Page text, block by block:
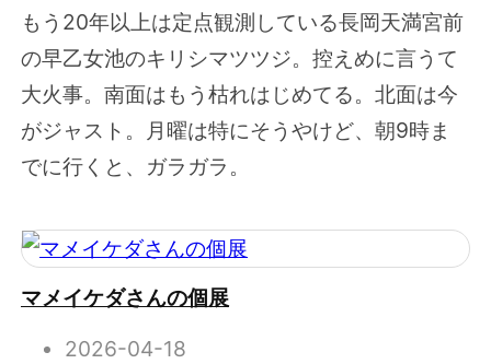
もう20年以上は定点観測している長岡天満宮前
の早乙女池のキリシマツツジ。控えめに言うて
大火事。南面はもう枯れはじめてる。北面は今
がジャスト。月曜は特にそうやけど、朝9時ま
でに行くと、ガラガラ。
マメイケダさんの個展
2026-04-18